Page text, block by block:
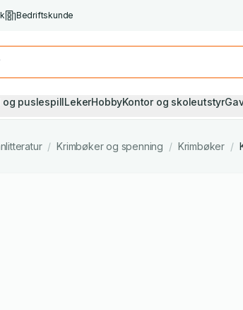
Bedriftskunde
og puslespillLekerHobbyKontor og skoleutstyr
/ Krimbøker og spenning / Krimbøker /